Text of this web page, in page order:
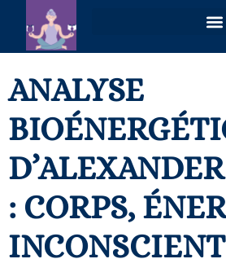
ANALYSE
: CORPS,
INCONSCIENT